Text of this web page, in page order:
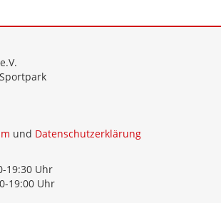
und Datenschutzerklärung
19:30 Uhr
19:00 Uhr